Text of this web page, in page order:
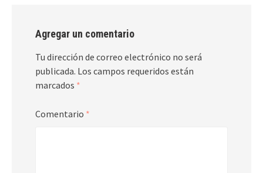
Agregar un comentario
Tu dirección de correo electrónico no será
publicada. Los campos requeridos están
marcados *
Comentario *